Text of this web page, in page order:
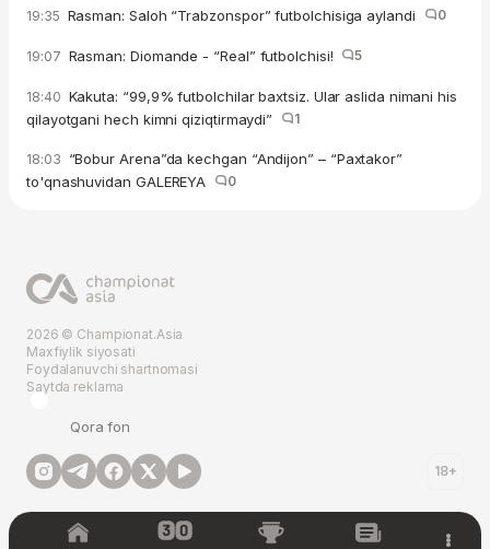
19:35 Rasman: Saloh “Trabzonspor” futbolchisiga aylandi 0
19:07 Rasman: Diomande - “Real” futbolchisi! 5
18:40 Kakuta: “99,9% futbolchilar baxtsiz. Ular aslida nimani his
qilayotgani hech kimni qiziqtirmaydi”
1
18:03 “Bobur Arena”da kechgan “Andijon” – “Paxtakor”
to'qnashuvidan GALEREYA
0
2026 © Championat.Asia
Maxfiylik siyosati
Foydalanuvchi shartnomasi
Saytda reklama
Qora fon
18+